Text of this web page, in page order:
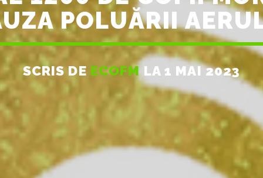
POLUĂRII
SCRIS DE ECOFMLA 1 MAI 2023